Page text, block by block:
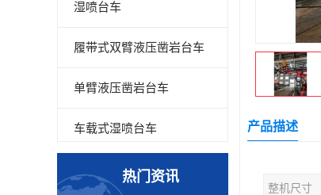
湿喷台车
履带式双臂液压凿岩台车
单臂液压凿岩台车
车载式湿喷台车
多臂凿岩台车热门资讯
产品描述
整机尺寸